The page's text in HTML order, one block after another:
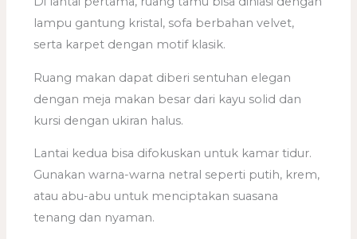
lampu gantung kristal, sofa berbahan velvet,
serta karpet dengan motif klasik.
Ruang makan dapat diberi sentuhan elegan
dengan meja makan besar dari kayu solid dan
kursi dengan ukiran halus.
Lantai kedua bisa difokuskan untuk kamar tidur.
Gunakan warna-warna netral seperti putih, krem,
atau abu-abu untuk menciptakan suasana
tenang dan nyaman.